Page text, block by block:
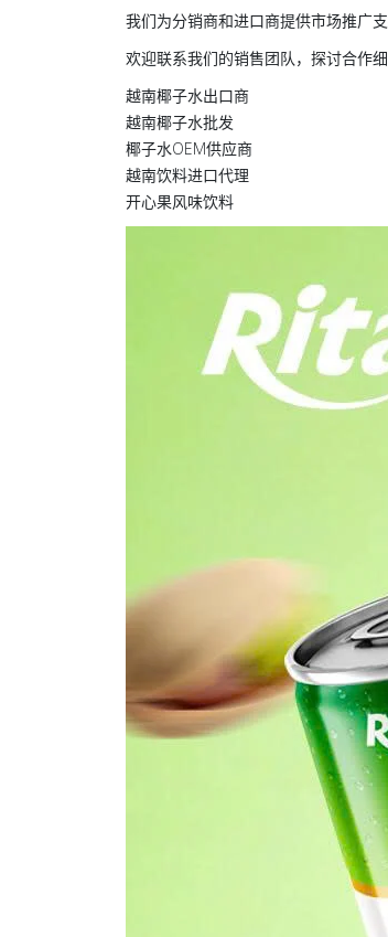
我们为分销商和进口商提供市场推广
欢迎联系我们的销售团队，探讨合作
越南椰子水出口商
越南椰子水批发
椰子水OEM供应商
越南饮料进口代理
开心果风味饮料